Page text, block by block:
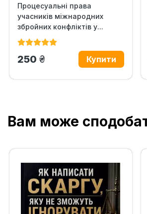
Процесуальні права
учасників міжнародних
збройних конфліктів у...
250 грн.
Вам може